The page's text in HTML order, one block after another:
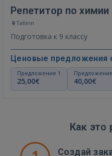
Репетитор по химии
Tallinn
Подготовка к 9 классу
Ценовые предложения
Предложение 1
25,00€ 40,00€
Как это
Создай